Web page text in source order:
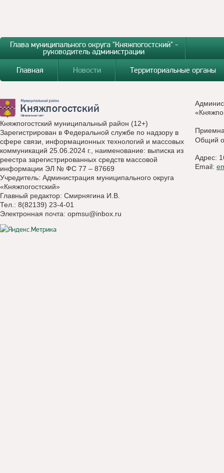
Глава муниципального округа "Княжпогостский" -
руководитель администрации
Главная
Новости Территориальные органы
Княжпогостский муниципальный район (12+)
Зарегистрирован в Федеральной службе по надзору в
сфере связи, информационных технологий и массовых
коммуникаций 25.06.2024 г., наименование: выписка из
реестра зарегистрированных средств массовой
информации ЭЛ № ФС 77 – 87669
Учредитель: Администрация муниципального округа
«Княжпогостский»
Главный редактор: Смирнягина И.В.
Тел.: 8(82139) 23-4-01
Электронная почта: opmsu@inbox.ru
Общий
Адрес:
Email: